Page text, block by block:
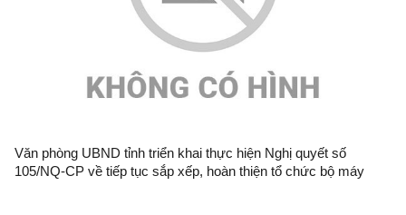
Văn phòng UBND tỉnh triển khai thực hiện Nghị quyết số
105/NQ-CP về tiếp tục sắp xếp, hoàn thiện tổ chức bộ máy